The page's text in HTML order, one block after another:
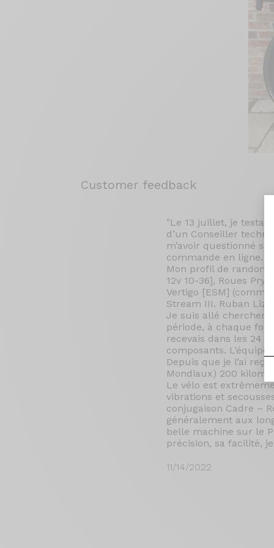
Customer feedback
"Le 13 juillet, je
d’un Conseiller
m’avoir questionné
commande en ligne.
Mon profil de
12v 10-36], Roues
Vertigo [ESM]
Stream III. Ruban
Je suis allé chercher
période, à chaque
recevais dans les 24
composants.
Depuis que je l’ai
Mondiaux) 200
Le vélo est
vibrations et
conjugaison Cadre –
généralement aux
belle machine sur le
précision, sa facilité,
11/14/2022